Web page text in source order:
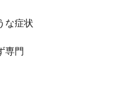
な症状
専門